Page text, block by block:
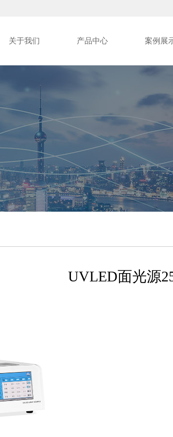
关于我们 产品中心 案例展
UVLED面光源